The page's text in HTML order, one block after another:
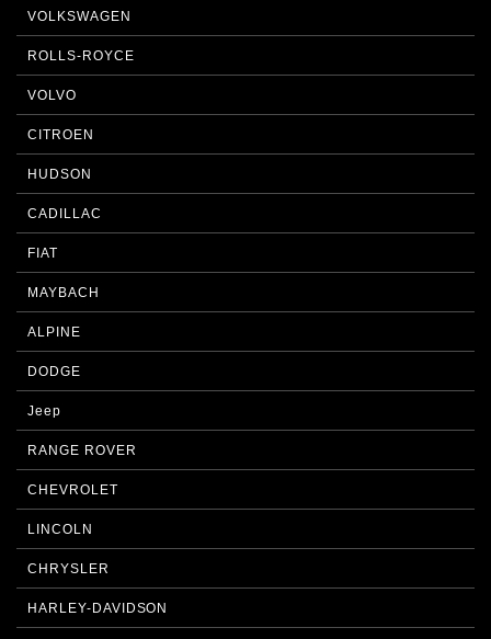
VOLKSWAGEN
ROLLS-ROYCE
VOLVO
CITROEN
HUDSON
CADILLAC
FIAT
MAYBACH
ALPINE
DODGE
Jeep
RANGE ROVER
CHEVROLET
LINCOLN
CHRYSLER
HARLEY-DAVIDSON